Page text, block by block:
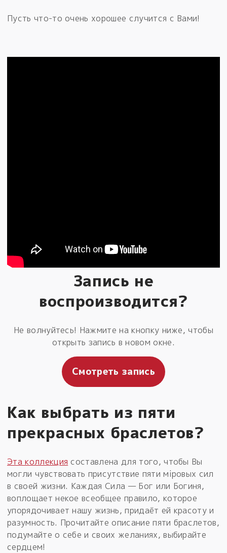
Пусть что-то очень хорошее случится с Вами!
Запись не
воспроизводится?
Не волнуйтесь! Нажмите на кнопку ниже, чтобы
открыть запись в новом окне.
Смотреть запись
Как выбрать из пяти
прекрасных браслетов?
Эта коллекция составлена для того, чтобы Вы
могли чувствовать присутствие пяти мiровых сил
в своей жизни. Каждая Сила — Бог или Богиня,
воплощает некое всеобщее правило, которое
упорядочивает нашу жизнь, придаёт ей красоту и
разумность. Прочитайте описание пяти браслетов,
подумайте о себе и своих желаниях, выбирайте
сердцем!